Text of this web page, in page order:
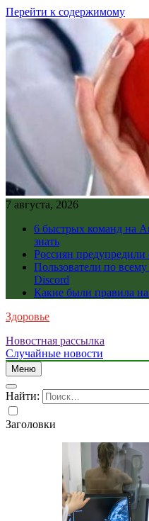
Перейти к содержимому
7 августа, 2026
6 быстрых команд на
знать
Россиян
Пользователи по
Discord
Какие были правила
Здоровье
Новостная рассылка
Случайные новости
Меню
Найти:
Заголовки